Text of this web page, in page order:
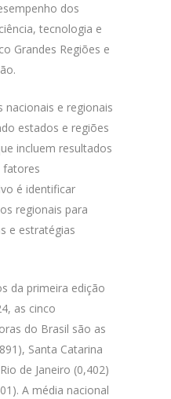
dos
tecnologia e
Grandes Regiões e
nacionais e regionais
estados e regiões
incluem resultados
fatores
é identificar
regionais para
e estratégias
da primeira edição
as cinco
do Brasil são as
Santa Catarina
de Janeiro (0,402)
A média nacional